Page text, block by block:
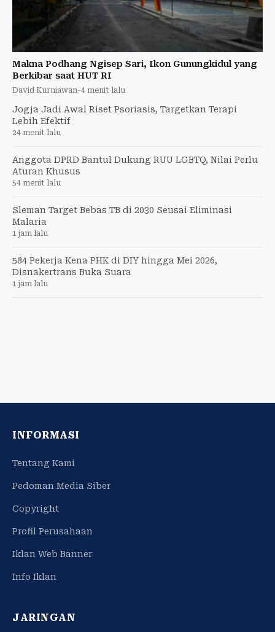
Makna Podhang Ngisep Sari, Ikon Gunungkidul yang
Berkibar saat HUT RI
David Kurniawan-4 menit lalu
Jogja Jadi Awal Riset Psoriasis, Targetkan Terapi
Lebih Efektif
24 menit lalu
Anggota DPRD Bantul Dukung RUU LGBTQ, Nilai Perlu
Aturan Khusus
54 menit lalu
Sleman Target Bebas TB di 2030 Seusai Eliminasi
Malaria
1 jam lalu
584 Pekerja Kena PHK di DIY hingga Mei 2026,
Disnakertrans Buka Suara
1 jam lalu
INFORMASI
Tentang Kami
Pedoman Media Siber
Copyright
Profil Perusahaan
Iklan Web Banner
Info Iklan
JARINGAN